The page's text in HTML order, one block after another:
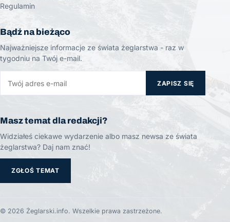
Regulamin
Bądź na bieżąco
Najważniejsze informacje ze świata żeglarstwa - raz w
tygodniu na Twój e-mail.
ZAPISZ SIĘ
Masz temat dla redakcji?
Widziałeś ciekawe wydarzenie albo masz newsa ze świata
żeglarstwa? Daj nam znać!
ZGŁOŚ TEMAT
© 2026 Żeglarski.info. Wszelkie prawa zastrzeżone.